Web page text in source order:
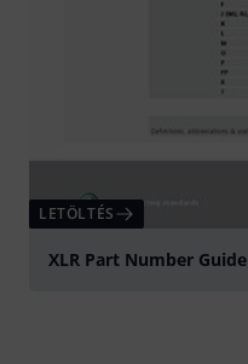
LETÖLTÉS
XLR Part Number Guide